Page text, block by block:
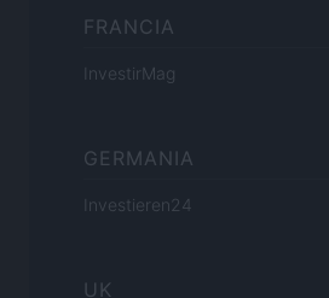
FRANCIA
InvestirMag
GERMANIA
Investieren24
UK